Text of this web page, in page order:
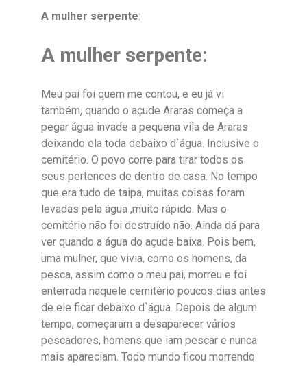
A mulher serpente:
A mulher serpente:
Meu pai foi quem me contou, e eu já vi
também, quando o açude Araras começa a
pegar água invade a pequena vila de Araras
deixando ela toda debaixo d`água. Inclusive o
cemitério. O povo corre para tirar todos os
seus pertences de dentro de casa. No tempo
que era tudo de taipa, muitas coisas foram
levadas pela água ,muito rápido. Mas o
cemitério não foi destruído não. Ainda dá para
ver quando a água do açude baixa. Pois bem,
uma mulher, que vivia, como os homens, da
pesca, assim como o meu pai, morreu e foi
enterrada naquele cemitério poucos dias antes
de ele ficar debaixo d`água. Depois de algum
tempo, começaram a desaparecer vários
pescadores, homens que iam pescar e nunca
mais apareciam. Todo mundo ficou morrendo